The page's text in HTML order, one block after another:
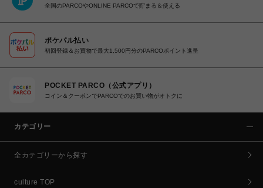
全国のPARCOやONLINE PARCOで貯まる＆使える
ポケパル払い
初回登録＆お買物で最大1,500円分のPARCOポイント進呈
POCKET PARCO（公式アプリ）
コイン＆クーポンでPARCOでのお買い物がオトクに
カテゴリー
全カテゴリーから探す
culture TOP